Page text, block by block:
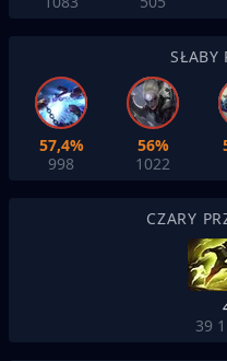
SŁABY
57,4%
998
56%
1022
CZARY
39